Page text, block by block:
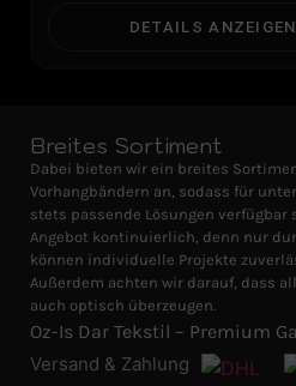
DETAILS ANZEIGEN
Breites Sortiment
Dabei bieten wir ein breites
Vorhangbändern an, sodass für
stets passende Lösungen
Angebot kontinuierlich, denn nur
können individuelle Projekte
Außerdem achten wir darauf, dass
auch optisch überzeugen.
Oz-Is Dar Tekstil – Premium
Versand & Zahlung